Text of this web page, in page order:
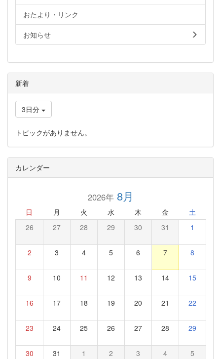
おたより・リンク
お知らせ
新着
3日分
トピックがありません。
カレンダー
2026年8月
日 月 火 水 木 金 土
26 27 28 29 30 31 1
2 3 4 5 6 7 8
9 10 11 12 13 14 15
16 17 18 19 20 21 22
23 24 25 26 27 28 29
30 31 1 2 3 4 5